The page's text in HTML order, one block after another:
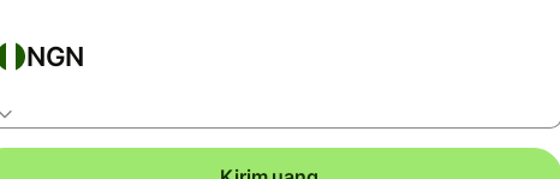
NGN